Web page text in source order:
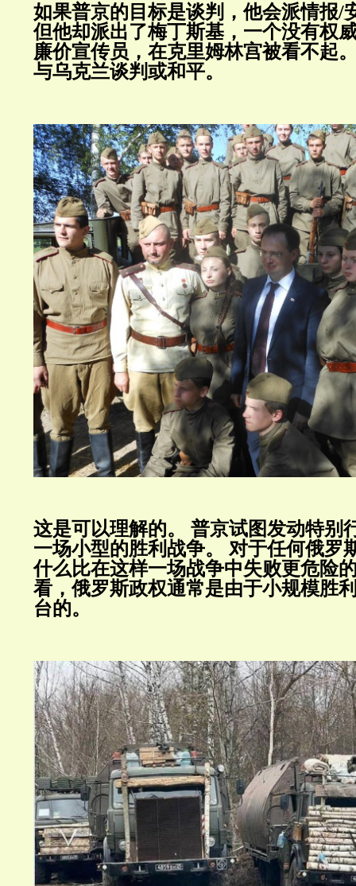
如果普京的目标是谈判，他会派情报/
但他却派出了梅丁斯基，一个没有权
廉价宣传员，在克里姆林宫被看不起
与乌克兰谈判或和平。
这是可以理解的。
普京试图发动特别
一场小型的胜利战争。
对于任何俄罗
什么比在这样一场战争中失败更危险
看，俄罗斯政权通常是由于小规模胜
台的。